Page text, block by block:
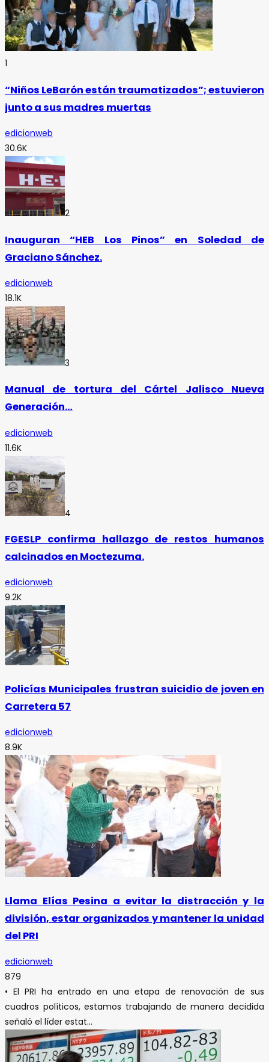
1
“Niños LeBarón están traumatizados”; estuvieron
junto a sus madres muertas
edicionweb
30.6K
2
Inauguran “HEB Los Pinos” en Soledad de
Graciano Sánchez.
edicionweb
18.1K
3
Manual de tortura del Cártel Jalisco Nueva
Generación…
edicionweb
11.6K
4
FGESLP confirma hallazgo de restos humanos
calcinados en Moctezuma.
edicionweb
9.2K
5
Policías Municipales frustran suicidio de joven en
Carretera 57
edicionweb
8.9K
Llama Elías Pesina a evitar la distracción y la
división, estar organizados y mantener la unidad
del PRI
edicionweb
879
• El PRI ha entrado en una etapa de renovación de sus
cuadros políticos, estamos trabajando de manera decidida
señaló el líder estat...